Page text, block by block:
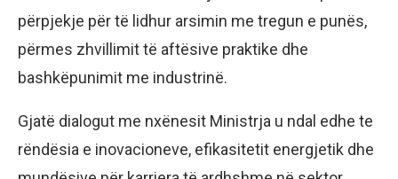
përpjekje për të lidhur arsimin me tregun e punës,
përmes zhvillimit të aftësive praktike dhe
bashkëpunimit me industrinë.
Gjatë dialogut me nxënesit Ministrja u ndal edhe te
rëndësia e inovacioneve, efikasitetit energjetik dhe